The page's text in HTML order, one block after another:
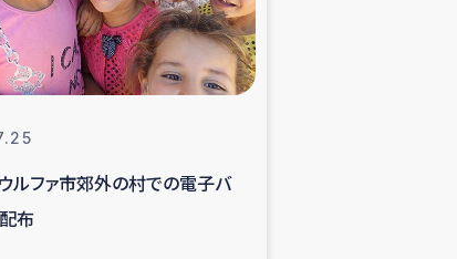
ーヒー畑改善事業
支援
ルファ市郊外の村での電子バ
布